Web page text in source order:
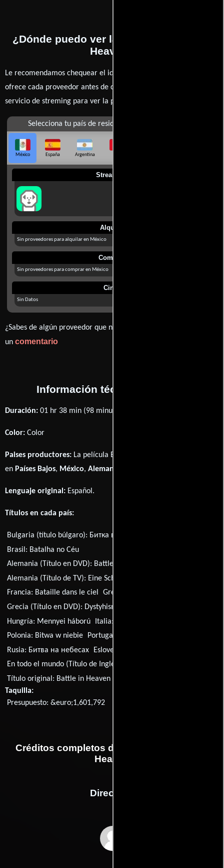
¿Dónde puedo ver la películas Battle in
Heaven?
Le recomendamos chequear el idioma, doblaje o subtítulos que
ofrece cada proveedor antes de comprar, alquilar o contratar un
servicio de streming para ver la películas.
Selecciona tu país de residencia
México España Argentina
Streaming
Alquilar
Sin proveedores para alquilar en México
Comprar
Sin proveedores para comprar en México
Cines
Sin Datos
¿Sabes de algún proveedor que no estamos mostrando? déjanos
un comentario
Información técnica y general
Duración: 01 hr 38 min (98 minutos) .
Color: Color
Paises productores: La película Battle in Heaven fué producida
en Países Bajos, México, Alemania
Lenguaje original: Español .
Títulos en cada país:
Bulgaria (título búlgaro): Битка в небето
Brasil: Batalha no Céu
Alemania (Título en DVD): Battle in Heaven
Alemania (Título de TV): Eine Schlacht im Himmel
Francia: Bataille dans le ciel Grecia:
Grecia (Título en DVD): Dystyhismenoi ston paradeiso
Hungría: Mennyei háború Italia:
Polonia: Bitwa w niebie Portugal:
Rusia: Битва на небесах Eslovenia:
En todo el mundo (Título de Inglés):
Título original: Battle in Heaven
Taquilla:
Presupuesto: &euro;1,601,792
Créditos completos de la película Battle in
Heaven
Dirección